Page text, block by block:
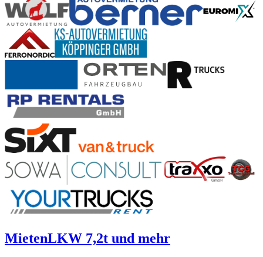
MietenLKW 7,2t und mehr